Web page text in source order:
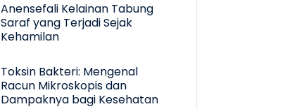
Anensefali Kelainan Tabung
Saraf yang Terjadi Sejak
Kehamilan
Toksin Bakteri: Mengenal
Racun Mikroskopis dan
Dampaknya bagi Kesehatan